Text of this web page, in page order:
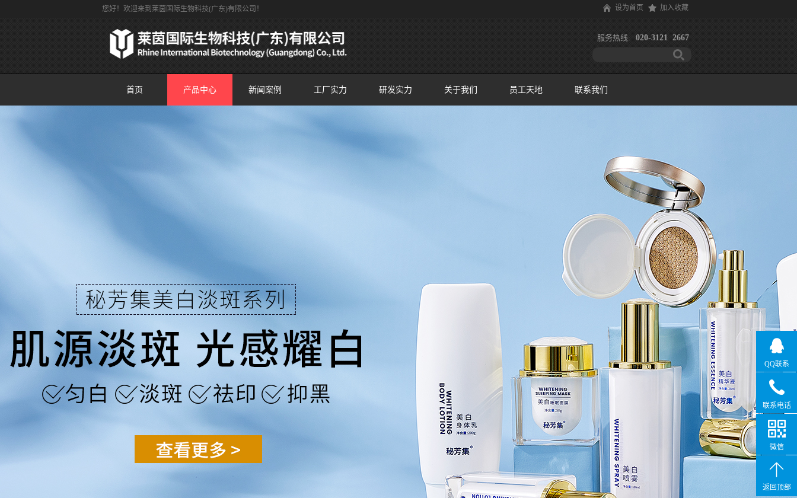
您好！欢迎来到莱茵国际生物科技(广东)有限公司！ 设为首页 加入收藏
服务热线: 020-3121 2667
首页 产品中心 新闻案例 工厂实力 研发实力 关于我们 员工天地 联系我们
QQ联系
联系电话
微信
返回顶部